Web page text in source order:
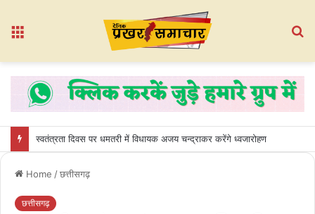
स्वतंत्रता दिवस पर धमतरी में विधायक अजय चन्द्राकर करेंगे ध्वजारोहण
Home /छत्तीसगढ़
छत्तीसगढ़